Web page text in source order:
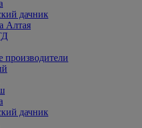
дачник
Алтая
производители
дачник